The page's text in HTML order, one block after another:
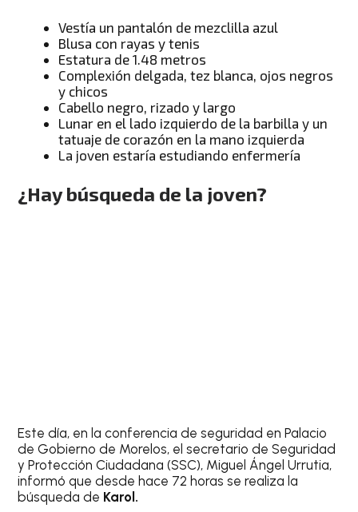
Vestía un pantalón de mezclilla azul
Blusa con rayas y tenis
Estatura de 1.48 metros
Complexión delgada, tez blanca, ojos negros
y chicos
Cabello negro, rizado y largo
Lunar en el lado izquierdo de la barbilla y un
tatuaje de corazón en la mano izquierda
La joven estaría estudiando enfermería
¿Hay búsqueda de la joven?
Este día, en la conferencia de seguridad en Palacio
de Gobierno de Morelos, el secretario de Seguridad
y Protección Ciudadana (SSC), Miguel Ángel Urrutia,
informó que desde hace 72 horas se realiza la
búsqueda de Karol.